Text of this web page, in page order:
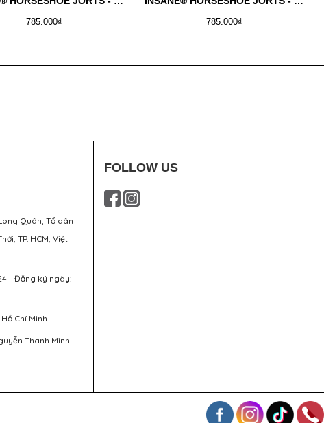
785.000₫ 785.000₫
Quân, Tổ dân
TP. HCM, Việt
- Đăng ký ngày:
Chí Minh
Thanh Minh
FOLLOW US